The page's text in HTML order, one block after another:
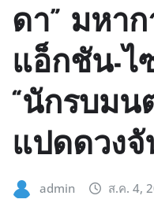
ดา” มหา
แอ็กชัน-ไ
“นักรบมน
แปดดวงจั
admin ส.ค. 4,